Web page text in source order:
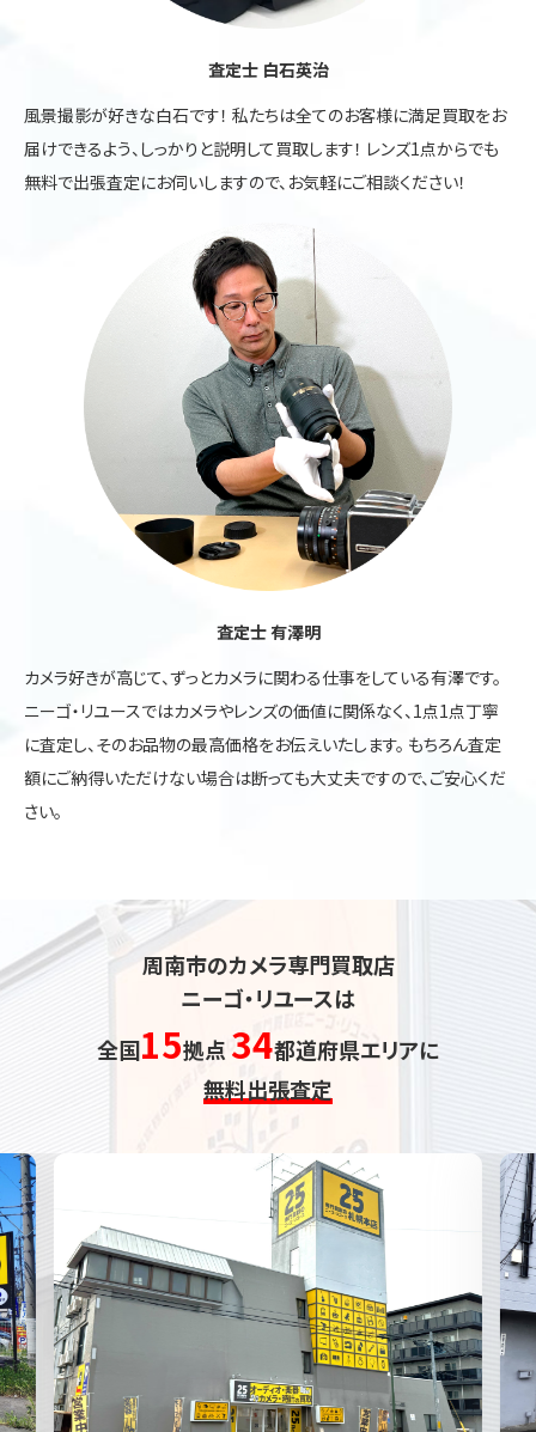
査定士 白石英治
風景撮影が好きな白石です！ 私たちは全てのお客様に満足買取をお
届けできるよう、しっかりと説明して買取します！ レンズ1点からでも
無料で出張査定にお伺いしますので、お気軽にご相談ください！
査定士 有澤明
カメラ好きが高じて、ずっとカメラに関わる仕事をしている有澤です。
ニーゴ・リユースではカメラやレンズの価値に関係なく、1点1点丁寧
に査定し、そのお品物の最高価格をお伝えいたします。 もちろん査定
額にご納得いただけない場合は断っても大丈夫ですので、ご安心くだ
さい。
周南市のカメラ専門買取店
ニーゴ・リユースは
全国15拠点 34都道府県エリアに
無料出張査定